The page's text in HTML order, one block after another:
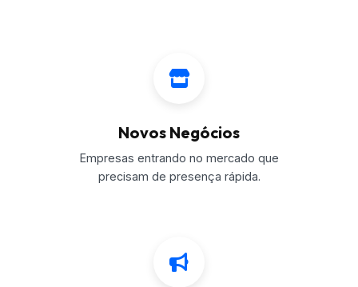
Novos Negócios
Empresas entrando no mercado que
precisam de presença rápida.